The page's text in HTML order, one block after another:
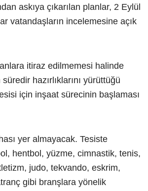
askıya çıkarılan planlar, 2 Eylül
vatandaşların incelemesine açık
itiraz edilmemesi halinde
hazırlıklarını yürüttüğü
için inşaat sürecinin başlaması
yer almayacak. Tesiste
hentbol, yüzme, cimnastik, tenis,
judo, tekvando, eskrim,
gibi branşlara yönelik